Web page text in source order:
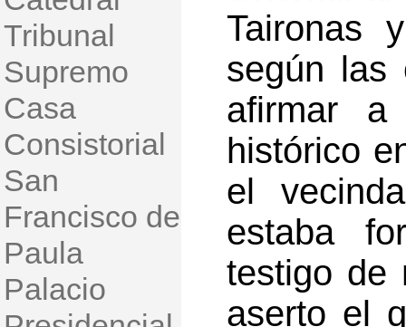
Tribunal
Supremo
Casa
Consistorial
San
Francisco de
Paula
Palacio
Taironas
según las
afirmar
histórico
el
estaba
testigo de
aserto el